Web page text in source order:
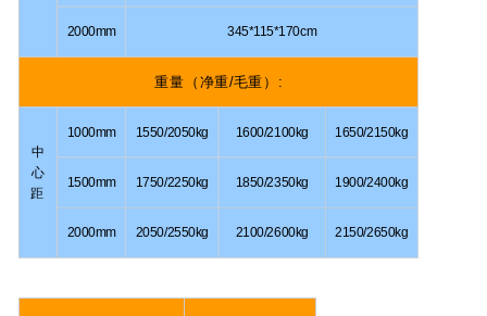
2000mm 345*115*170cm
重量（净重/毛重）:
中
心
距
1000mm 1550/2050kg 1600/2100kg 1650/2150kg
1500mm 1750/2250kg 1850/2350kg 1900/2400kg
2000mm 2050/2550kg 2100/2600kg 2150/2650kg